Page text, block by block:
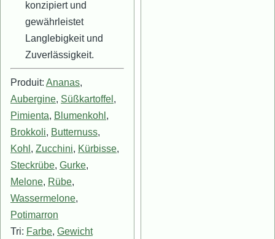
konzipiert und
gewährleistet
Langlebigkeit und
Zuverlässigkeit.
Produit: Ananas,
Aubergine, Süßkartoffel ,
Pimienta, Blumenkohl ,
Brokkoli, Butternuss,
Kohl , Zucchini, Kürbisse,
Steckrübe, Gurke,
Melone, Rübe,
Wassermelone,
Potimarron
Tri: Farbe, Gewicht